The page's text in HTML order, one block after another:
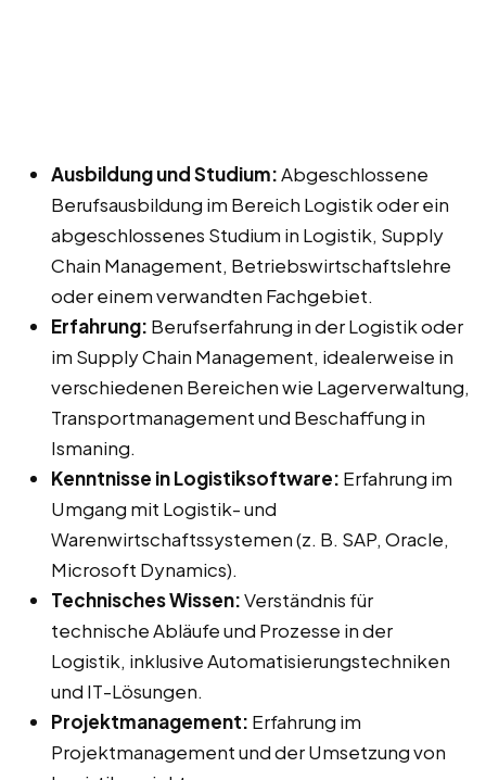
Ausbildung und Studium:Abgeschlossene
Berufsausbildung im Bereich Logistik oder ein
abgeschlossenes Studium in Logistik, Supply
Chain Management, Betriebswirtschaftslehre
oder einem verwandten Fachgebiet.
Erfahrung: Berufserfahrung in der Logistik oder
im Supply Chain Management, idealerweise in
verschiedenen Bereichen wie Lagerverwaltung,
Transportmanagement und Beschaffung in
Ismaning.
Kenntnisse in Logistiksoftware: Erfahrung im
Umgang mit Logistik- und
Warenwirtschaftssystemen (z. B. SAP, Oracle,
Microsoft Dynamics).
Technisches Wissen:Verständnis für
technische Abläufe und Prozesse in der
Logistik, inklusive Automatisierungstechniken
und IT-Lösungen.
Projektmanagement: Erfahrung im
Projektmanagement und der Umsetzung von